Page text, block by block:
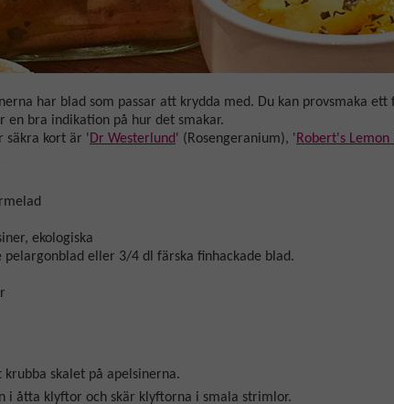
har blad som passar att krydda med. Du kan provsmaka
en bra indikation på hur det smakar.
säkra kort är 'Dr Westerlund' (Rosengeranium), 'Robert's Lemon
ekologiska
pelargonblad eller 3/4 dl färska finhackade blad.
krubba skalet på apelsinerna.
i åtta klyftor och skär klyftorna i smala strimlor.